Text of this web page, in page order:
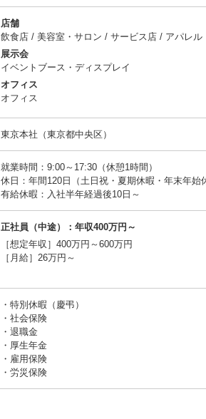
店舗
飲食店 / 美容室・サロン / サービス店 / アパレ
展示会
イベントブース・ディスプレイ
オフィス
オフィス
東京本社（東京都中央区）
就業時間：9:00～17:30（休憩1時間）
休日：年間120日（土日祝・夏期休暇・年末年
有給休暇：入社半年経過後10日～
正社員（中途）：年収400万円～
［想定年収］400万円～600万円
［月給］26万円～
・特別休暇（慶弔）
・社会保険
・退職金
・厚生年金
・雇用保険
・労災保険